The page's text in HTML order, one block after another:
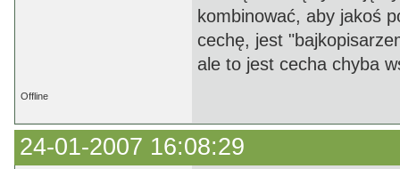
kombinować, aby jakoś
cechę, jest
ale to jest cecha chyba
Offline
24-01-2007 16:08:29